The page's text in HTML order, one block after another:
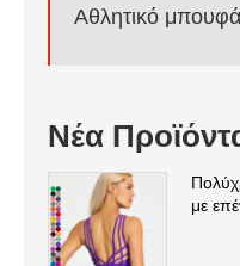
Αθλητικό
Νέα
με